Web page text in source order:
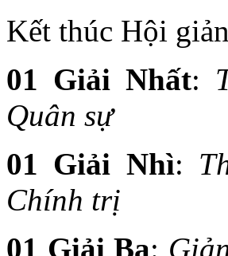
Kết thúc Hội
01 Giải Nhất:
Quân sự
01 Giải Nhì:
Chính trị
01 Giải Ba: